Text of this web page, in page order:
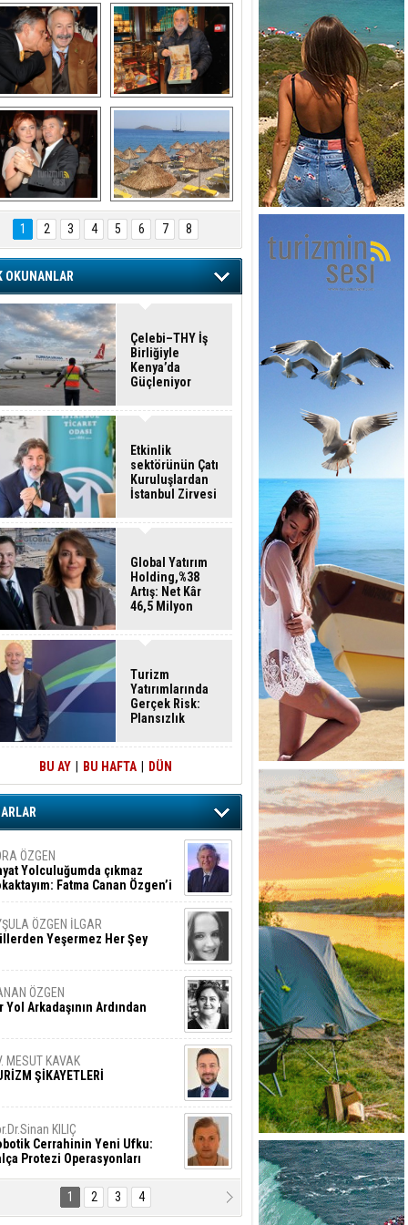
ULUSOY ve
BAĞLIKAYA
Avni Ongurlar ile
DEDEMAN
TATİL
1
2 3 4 5 6 7 8
OKUNANLAR
Çelebi–THY İş
Birliğiyle
Kenya’da
Güçleniyor
Etkinlik
sektörünün Çatı
Kuruluşlardan
İstanbul Zirvesi
Global Yatırım
Holding,%38
Artış: Net Kâr
46,5 Milyon
Turizm
Yatırımlarında
Gerçek Risk:
Plansızlık
BU AY BU HAFTA DÜN
ÖZGEN
Yolculuğumda çıkmaz
Fatma Canan Özgen’i
ÖZGEN İLGAR
Yeşermez Her Şey
ÖZGEN
Yol Arkadaşının Ardından
MESUT KAVAK
ŞİKAYETLERİ
KILIÇ
Cerrahinin Yeni Ufku:
Protezi Operasyonları
BAŞAN
Şaşırmayacağız
1 2 3 4